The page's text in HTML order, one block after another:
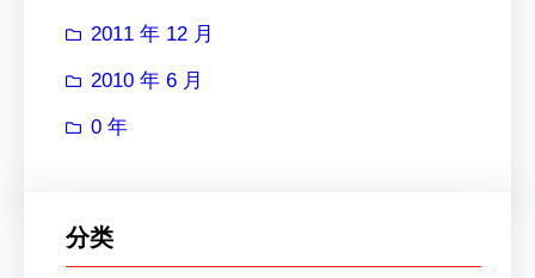
2011 年 12 月
2010 年 6 月
0 年
分类